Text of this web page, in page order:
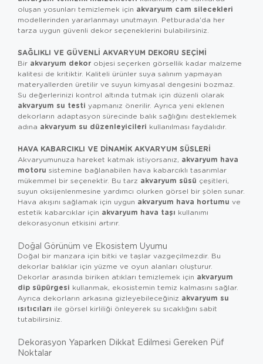
oluşan yosunları temizlemek için akvaryum cam silecekleri
modellerinden yararlanmayı unutmayın. Petburada'da her
tarza uygun güvenli dekor seçeneklerini bulabilirsiniz.
SAĞLIKLI VE GÜVENLI AKVARYUM DEKORU SEÇIMI
Bir akvaryum dekor objesi seçerken görsellik kadar malzeme
kalitesi de kritiktir. Kaliteli ürünler suya salınım yapmayan
materyallerden üretilir ve suyun kimyasal dengesini bozmaz.
Su değerlerinizi kontrol altında tutmak için düzenli olarak
akvaryum su testi yapmanız önerilir. Ayrıca yeni eklenen
dekorların adaptasyon sürecinde balık sağlığını desteklemek
adına akvaryum su düzenleyicileri kullanılması faydalıdır.
HAVA KABARCIKLI VE DINAMIK AKVARYUM SÜSLERI
Akvaryumunuza hareket katmak istiyorsanız, akvaryum hava
motoru sistemine bağlanabilen hava kabarcıklı tasarımlar
mükemmel bir seçenektir. Bu tarz akvaryum süsü çeşitleri,
suyun oksijenlenmesine yardımcı olurken görsel bir şölen sunar.
Hava akışını sağlamak için uygun akvaryum hava hortumu ve
estetik kabarcıklar için akvaryum hava taşı kullanımı
dekorasyonun etkisini artırır.
Doğal Görünüm ve Ekosistem Uyumu
Doğal bir manzara için bitki ve taşlar vazgeçilmezdir. Bu
dekorlar balıklar için yüzme ve oyun alanları oluşturur.
Dekorlar arasında biriken atıkları temizlemek için akvaryum
dip süpürgesi kullanmak, ekosistemin temiz kalmasını sağlar.
Ayrıca dekorların arkasına gizleyebileceğiniz akvaryum su
ısıtıcıları ile görsel kirliliği önleyerek su sıcaklığını sabit
tutabilirsiniz.
Dekorasyon Yaparken Dikkat Edilmesi Gereken Püf
Noktalar